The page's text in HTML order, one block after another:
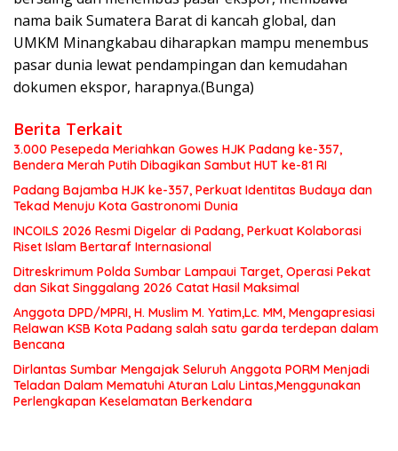
nama baik Sumatera Barat di kancah global, dan
UMKM Minangkabau diharapkan mampu menembus
pasar dunia lewat pendampingan dan kemudahan
dokumen ekspor, harapnya.(Bunga)
Berita Terkait
3.000 Pesepeda Meriahkan Gowes HJK Padang ke-357,
Bendera Merah Putih Dibagikan Sambut HUT ke-81 RI
Padang Bajamba HJK ke-357, Perkuat Identitas Budaya dan
Tekad Menuju Kota Gastronomi Dunia
INCOILS 2026 Resmi Digelar di Padang, Perkuat Kolaborasi
Riset Islam Bertaraf Internasional
Ditreskrimum Polda Sumbar Lampaui Target, Operasi Pekat
dan Sikat Singgalang 2026 Catat Hasil Maksimal
Anggota DPD/MPRI, H. Muslim M. Yatim,Lc. MM, Mengapresiasi
Relawan KSB Kota Padang salah satu garda terdepan dalam
Bencana
Dirlantas Sumbar Mengajak Seluruh Anggota PORM Menjadi
Teladan Dalam Mematuhi Aturan Lalu Lintas,Menggunakan
Perlengkapan Keselamatan Berkendara